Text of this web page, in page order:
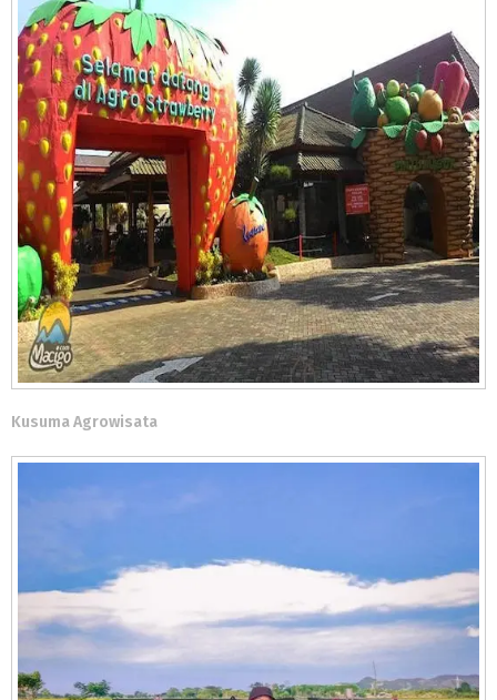
Kusuma Agrowisata